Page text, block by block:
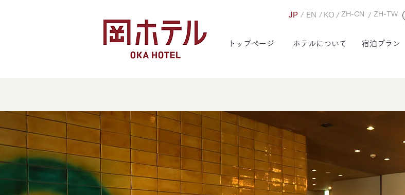
JP / EN / KO ZH-CN
/ / ZH-TW
トップページ ホテルについて 宿泊プラン